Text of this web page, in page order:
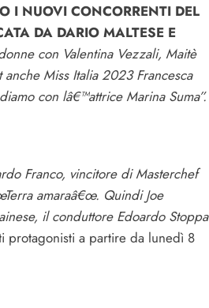
I NUOVI CONCORRENTI DEL
DA DARIO MALTESE E
con Valentina Vezzali, Maitè
Miss Italia 2023 Francesca
con lâ€™attrice Marina Suma”.
Franco, vincitore di Masterchef
amaraâ€œ. Quindi Joe
il conduttore Edoardo Stoppa
protagonisti a partire da lunedì 8